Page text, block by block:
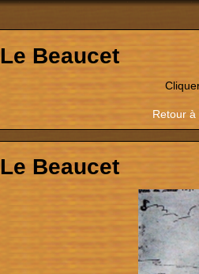
Le Beaucet
Retour
Le Beaucet